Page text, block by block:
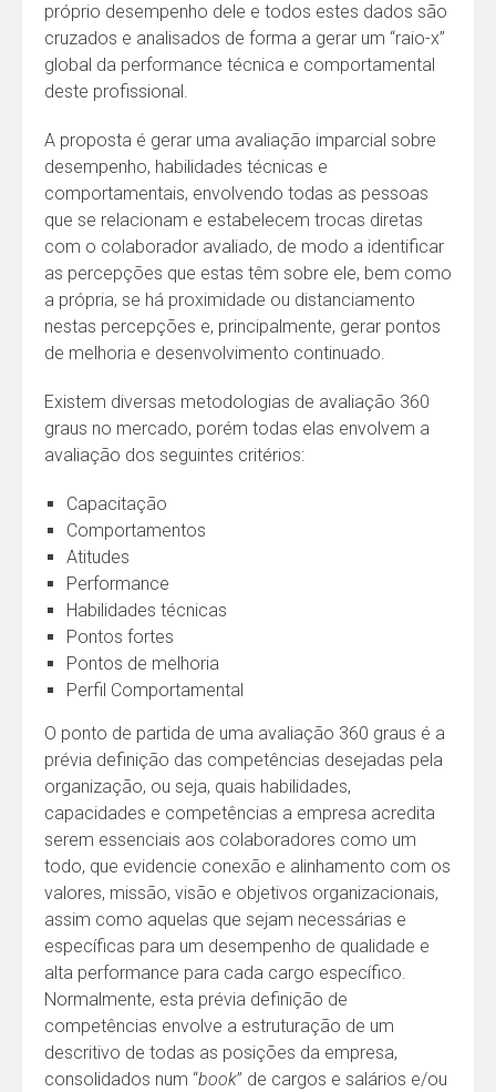
próprio desempenho dele e todos estes dados são
cruzados e analisados de forma a gerar um “raio-x”
global da performance técnica e comportamental
deste profissional.
A proposta é gerar uma avaliação imparcial sobre
desempenho, habilidades técnicas e
comportamentais, envolvendo todas as pessoas
que se relacionam e estabelecem trocas diretas
com o colaborador avaliado, de modo a identificar
as percepções que estas têm sobre ele, bem como
a própria, se há proximidade ou distanciamento
nestas percepções e, principalmente, gerar pontos
de melhoria e desenvolvimento continuado.
Existem diversas metodologias de avaliação 360
graus no mercado, porém todas elas envolvem a
avaliação dos seguintes critérios:
Capacitação
Comportamentos
Atitudes
Performance
Habilidades técnicas
Pontos fortes
Pontos de melhoria
Perfil Comportamental
O ponto de partida de uma avaliação 360 graus é a
prévia definição das competências desejadas pela
organização, ou seja, quais habilidades,
capacidades e competências a empresa acredita
serem essenciais aos colaboradores como um
todo, que evidencie conexão e alinhamento com os
valores, missão, visão e objetivos organizacionais,
assim como aquelas que sejam necessárias e
específicas para um desempenho de qualidade e
alta performance para cada cargo específico.
Normalmente, esta prévia definição de
competências envolve a estruturação de um
descritivo de todas as posições da empresa,
consolidados num “book” de cargos e salários e/ou